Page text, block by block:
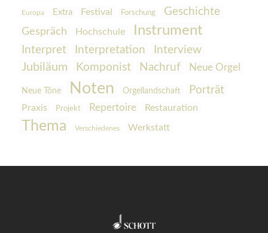
Europa Extra Festival Forschung Geschichte
Gespräch Hochschule Instrument
Interpret Interpretation
Interview
Jubiläum
Komponist Nachruf Neue Orgel
Neue Töne Noten Orgellandschaft Porträt
Praxis Projekt Repertoire Restauration
Thema Verschiedenes Werkstatt